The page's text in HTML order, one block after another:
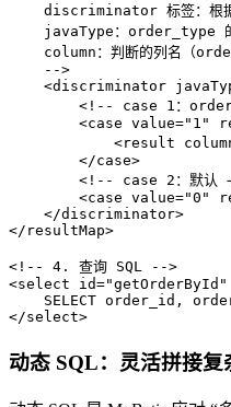
discriminator 标签：根
javaType：order_type
column：判断的列名（
    -->
<discriminator
<!-- case 1：
<case value="1"
<result
</case>
<!-- case 2：默认
<case value="0"
</discriminator>
</ resultMap>
<!-- 4. 查询 SQL -->
<select id="getOrderById"
</select>
动态 SQL：灵活拼接复